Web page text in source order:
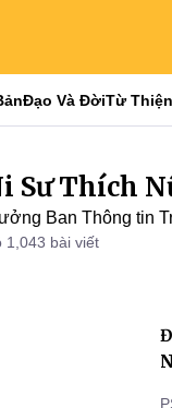
Đạo Và ĐờiTừ Thiện
Sư Thích
Ban Thông tin
1,043 bài viết